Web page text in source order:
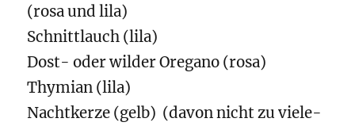
(rosa und lila)
Schnittlauch (lila)
Dost- oder wilder Oregano (rosa)
Thymian (lila)
Nachtkerze (gelb) (davon nicht zu viele-